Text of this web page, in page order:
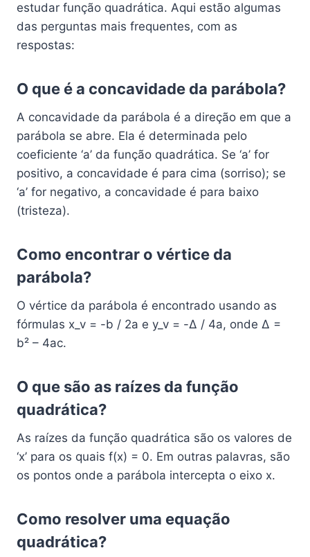
estudar função quadrática. Aqui estão algumas
das perguntas mais frequentes, com as
respostas:
O que é a concavidade da parábola?
A concavidade da parábola é a direção em que a
parábola se abre. Ela é determinada pelo
coeficiente ‘a’ da função quadrática. Se ‘a’ for
positivo, a concavidade é para cima (sorriso); se
‘a’ for negativo, a concavidade é para baixo
(tristeza).
Como encontrar o vértice da
parábola?
O vértice da parábola é encontrado usando as
fórmulas x_v = -b / 2a e y_v = -Δ / 4a, onde Δ =
b² – 4ac.
O que são as raízes da função
quadrática?
As raízes da função quadrática são os valores de
‘x’ para os quais f(x) = 0. Em outras palavras, são
os pontos onde a parábola intercepta o eixo x.
Como resolver uma equação
quadrática?